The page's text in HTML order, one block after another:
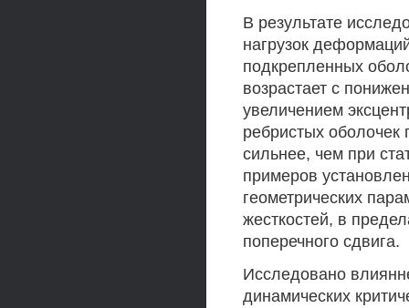
В результате
нагрузок
подкрепленных
возрастает с
увеличением
ребристых оболочек
сильнее, чем при
примеров
геометрических
жесткостей, в
поперечного сдвига.
Исследовано
динамических